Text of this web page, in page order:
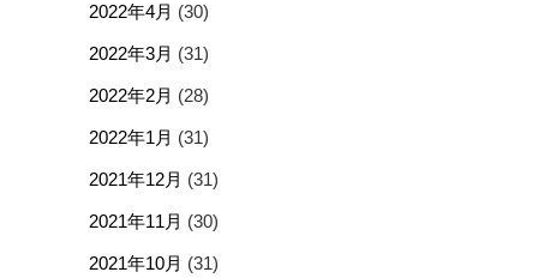
2022年4月 (30)
2022年3月 (31)
2022年2月 (28)
2022年1月 (31)
2021年12月 (31)
2021年11月 (30)
2021年10月 (31)